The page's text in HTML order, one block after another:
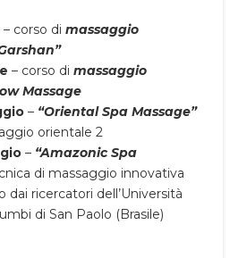
– corso dimassaggio
– corso dimassaggio
Massage
– “Oriental Spa Massage”
orientale 2
– “Amazonic Spa
di massaggio innovativa
dai ricercatori dell’Università
di San Paolo (Brasile)